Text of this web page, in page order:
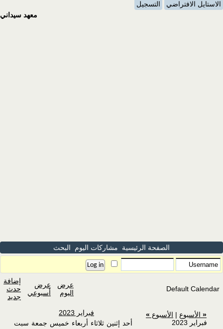
الاستايل الافتراضي
التسجيل
معهد سيداني
الصفحة الرئيسية مشاركات اليوم البحث
Default Calendar
عرض
اليوم
عرض
أسبوعي
إضافة
حدث
جديد
« الأسبوع | الأسبوع »
فبراير 2023
فبراير 2023
أحد إثنين ثلاثاء أربعاء خميس جمعة سبت